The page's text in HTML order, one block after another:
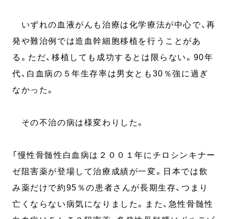
いずれの血液がんも治療は化学療法が中心で、再
発や難治例では造血幹細胞移植を行うことがあ
る。ただ、移植しても成功するとは限らない。90年
代、白血病の５年生存率は男女とも30％強に過ぎ
なかった。
その不治の病は様変わりした。
「慢性骨髄性白血病は２００１年にチロシンキナー
ゼ阻害薬が登場して治療成績が一変。日本では飲
み薬だけで約95％の患者さんが長期生存、つまり
亡くならない病気になりました。また、急性骨髄性